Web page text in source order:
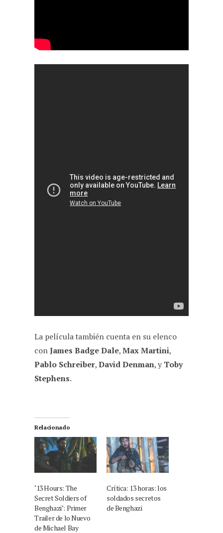
La película también cuenta en su elenco
conJames Badge Dale,Max Martini,
Pablo Schreiber,David Denman, y Toby
Stephens.
Relacionado
‘13 Hours: The
Secret Soldiers of
Benghazi’: Primer
Trailer de lo Nuevo
de Michael Bay
Crítica: 13 horas: los
soldados secretos
de Benghazi